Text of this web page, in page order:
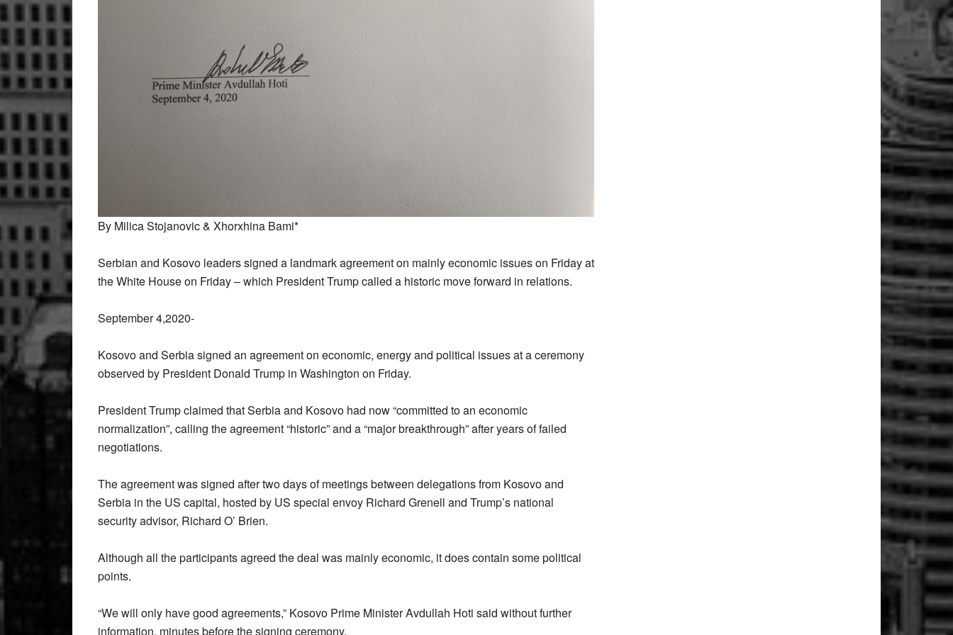
By Milica Stojanovic & Xhorxhina Bami*
Serbian and Kosovo leaders signed a landmark agreement on mainly economic issues on Friday at
the White House on Friday – which President Trump called a historic move forward in relations.
September 4,2020-
Kosovo and Serbia signed an agreement on economic, energy and political issues at a ceremony
observed by President Donald Trump in Washington on Friday.
President Trump claimed that Serbia and Kosovo had now “committed to an economic
normalization”, calling the agreement “historic” and a “major breakthrough” after years of failed
negotiations.
The agreement was signed after two days of meetings between delegations from Kosovo and
Serbia in the US capital, hosted by US special envoy Richard Grenell and Trump’s national
security advisor, Richard O’ Brien.
Although all the participants agreed the deal was mainly economic, it does contain some political
points.
“We will only have good agreements,” Kosovo Prime Minister Avdullah Hoti said without further
information, minutes before the signing ceremony.